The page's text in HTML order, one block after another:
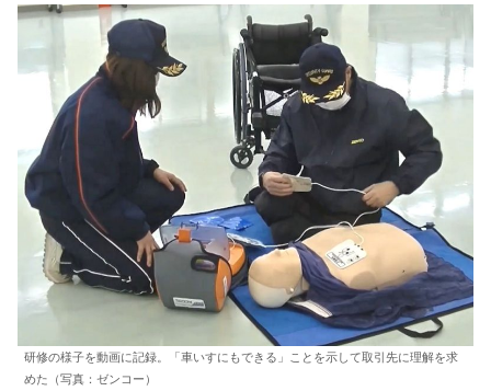
研修の様子を動画に記録。「車いすにもできる」ことを示して取引先に理解を求
めた（写真：ゼンコー）